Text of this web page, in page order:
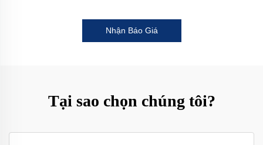
Nhận Báo Giá
Tại sao chọn chúng tôi?